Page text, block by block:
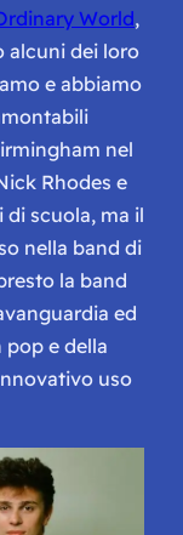
World,
alcuni dei loro
e abbiamo
nel
Rhodes e
di scuola, ma il
nella band di
la band
ed
pope della
uso